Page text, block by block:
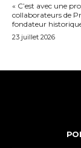
« C’est avec une
collaborateurs de
fondateur
23 juillet 2026